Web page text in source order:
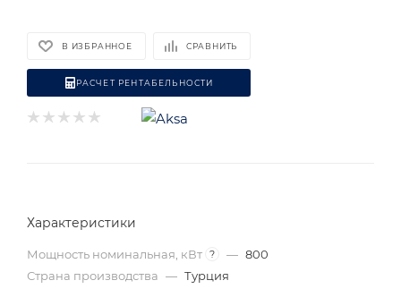
В ИЗБРАННОЕ СРАВНИТЬ
РАСЧЕТ РЕНТАБЕЛЬНОСТИ
Характеристики
Мощность номинальная, кВт ? — 800
Страна производства — Турция